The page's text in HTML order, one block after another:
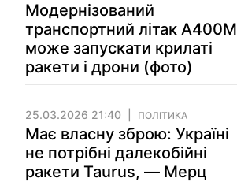
Модернізований
транспортний літак A400M
може запускати крилаті
ракети і дрони (фото)
25.03.2026 21:40 ПОЛІТИКА
Має власну зброю: Україні
не потрібні далекобійні
ракети Taurus, — Мерц